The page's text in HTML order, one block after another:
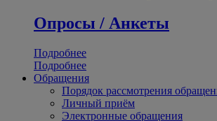
Опросы / Анкеты
Подробнее
Подробнее
Обращения
Порядок рассмотрения
Личный приём
Электронные обращения